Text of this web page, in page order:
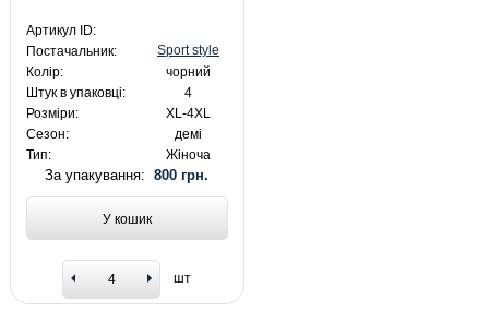
Артикул ID:
Постачальник:
Sport style
Колір:
чорний
Штук в упаковці:
4
Розміри:
XL-4XL
Сезон:
демі
Тип:
Жіноча
За упакування:800 грн.
У кошик
шт